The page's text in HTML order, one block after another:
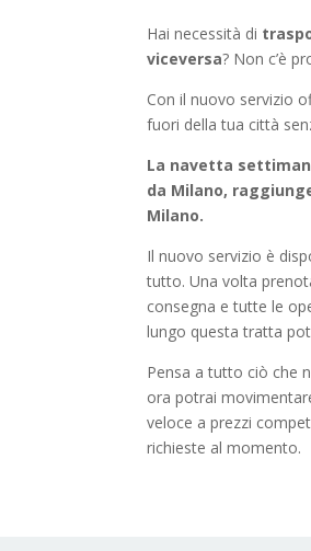
Hai necessità di
viceversa? Non c’è
Con il nuovo servizio
fuori della tua città
La navetta
da Milano,
Milano.
Il nuovo servizio è
tutto. Una volta
consegna e tutte le
lungo questa tratta
Pensa a tutto ciò che
ora potrai
veloce a prezzi
richieste al momento.